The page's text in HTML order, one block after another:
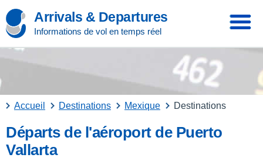
Arrivals & Departures
Informations de vol en temps réel
Accueil Destinations Mexique Destinations
Départs de l'aéroport de Puerto
Vallarta